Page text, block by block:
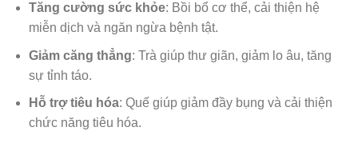
Tăng cường sức khỏe: Bồi bổ cơ thể, cải thiện hệ
miễn dịch và ngăn ngừa bệnh tật.
Giảm căng thẳng: Trà giúp thư giãn, giảm lo âu, tăng
sự tỉnh táo.
Hỗ trợ tiêu hóa: Quế giúp giảm đầy bụng và cải thiện
chức năng tiêu hóa.